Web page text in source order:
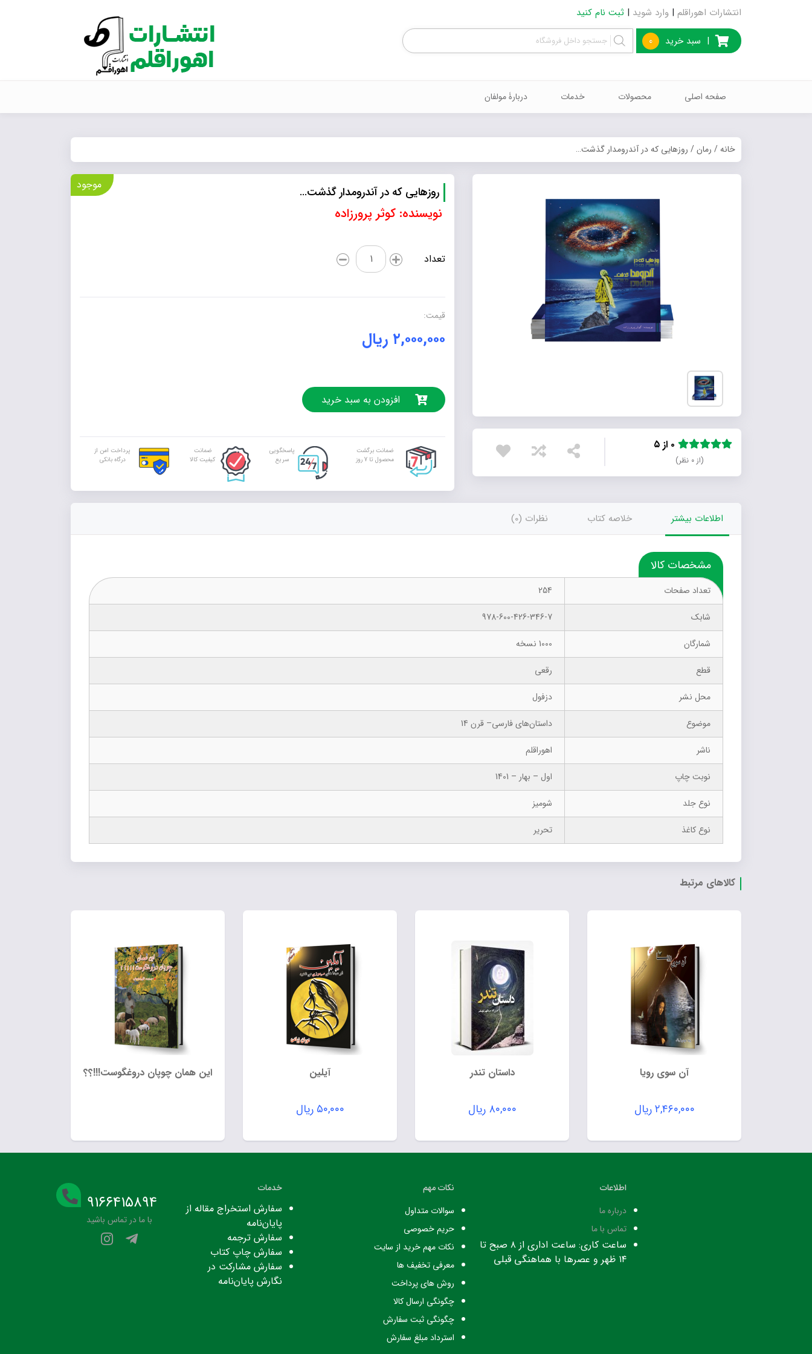
انتشارات اهوراقلم | وارد شوید | ثبت نام کنید
| سبد خرید 0
Products
search
صفحه اصلی محصولات خدمات دربارۀ مولفان
خانه/ رمان/ روزهایی که در آندرومدار گذشت…
(از ۰ نظر)
موجود روزهایی که در آندرومدار گذشت…
نویسنده: کوثر پرورزاده
تعداد
روزهایی
که
آندرومدار
قیمت:
۲,۰۰۰,۰۰۰ ریال
افزودن به سبد خرید
ضمانت برگشت
محصول تا 7 روز
پاسخگویی
سریع
ضمانت
کیفیت کالا
پرداخت امن از
درگاه بانکی
اطلاعات بیشتر خلاصه کتاب نظرات (0)
مشخصات کالا
تعداد صفحات
254
شابک
978-600-426-346-7
شمارگان
1000 نسخه
قطع
رقعی
محل نشر
دزفول
موضوع
داستان‌های فارسی– قرن 14
ناشر
اهوراقلم
نوبت چاپ
اول – بهار – 1401
نوع جلد
شومیز
نوع کاغذ
تحریر
کالاهای مرتبط
آن سوی رویا
۲,۴۶۰,۰۰۰ریال
داستان تندر
۸۰,۰۰۰ ریال
آیلین
۵۰,۰۰۰ ریال
این همان چوپان دروغگوست!!!؟؟
اطلاعات
درباره ما
تماس با ما
ساعت کاری: ساعت اداری از ۸ صبح تا
۱۴ ظهر و عصرها با هماهنگی قبلی
نکات مهم
سوالات متداول
حریم خصوصی
نکات مهم خرید از سایت
معرفی تخفیف ها
روش های پرداخت
چگونگی ارسال کالا
چگونگی ثبت سفارش
استرداد مبلغ سفارش
خدمات
سفارش استخراج مقاله از
پایان‌نامه
سفارش ترجمه
سفارش چاپ کتاب
سفارش مشارکت در
نگارش پایان‌نامه
۹۱۶۶۴۱۵۸۹۴
با ما در تماس باشید